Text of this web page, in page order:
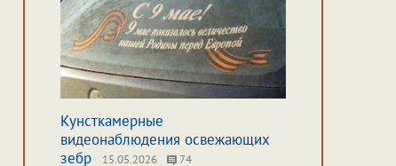
Кунсткамерные
видеонаблюдения освежающих
зебр
15.05.2026 74